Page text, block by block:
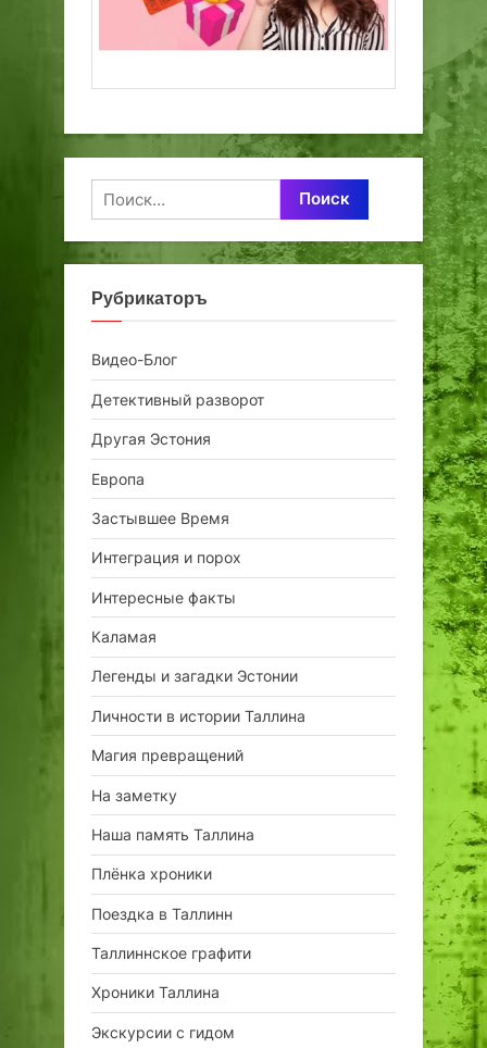
Найти:
Рубрикаторъ
Видео-Блог
Детективный разворот
Другая Эстония
Европа
Застывшее Время
Интеграция и порох
Интересные факты
Каламая
Легенды и загадки Эстонии
Личности в истории Таллина
Магия превращений
На заметку
Наша память Таллина
Плёнка хроники
Поездка в Таллинн
Таллиннское графити
Хроники Таллина
Экскурсии с гидом